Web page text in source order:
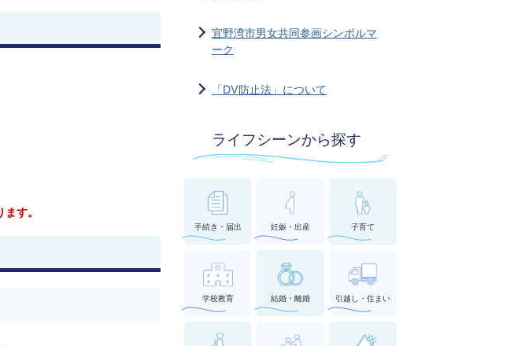
す。
宜野湾市男女共同参画シンボルマ
ーク
「DV防止法」について
ライフシーンから探す
手続き・届出 妊娠・出産 子育て
学校教育 結婚・離婚 引越し・住まい